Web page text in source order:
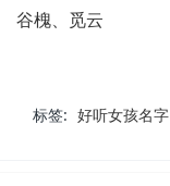
谷槐、觅云
标签: 好听女孩名字